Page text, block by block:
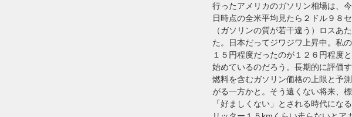
行ったアメリカのガソリン相場は、
日時点の全米平均見たら２ドル９８
（ガソリンの質が若干違う）ロスあ
た。日本だってジワジワ上昇中。私
１５円程度だったのが１２６円程度
始めているのだろう。長期的に評価
燃料を含むガソリン価格の上限と予
がる一方かと。そう遠くない将来、
「好ましくない」とされる時代にな